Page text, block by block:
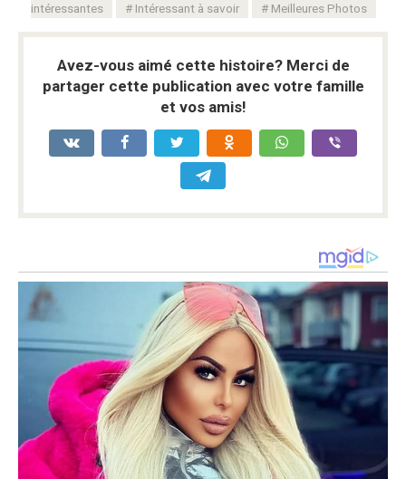
intéressantes
Intéressant à savoir Meilleures Photos
Avez-vous aimé cette histoire? Merci de
partager cette publication avec votre famille
et vos amis!